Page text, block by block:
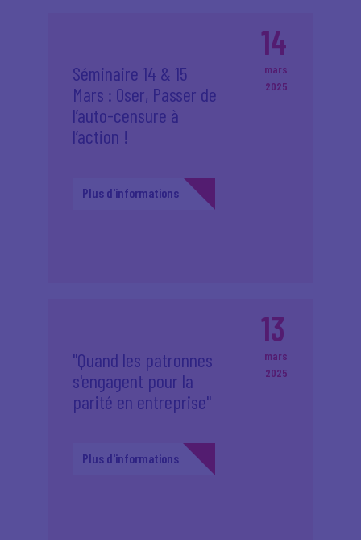
14
mars
2025
Séminaire 14 & 15
Mars : Oser, Passer de
l’auto-censure à
l’action !
Plus d'informations
13
mars
2025
"Quand les patronnes
s'engagent pour la
parité en entreprise"
Plus d'informations